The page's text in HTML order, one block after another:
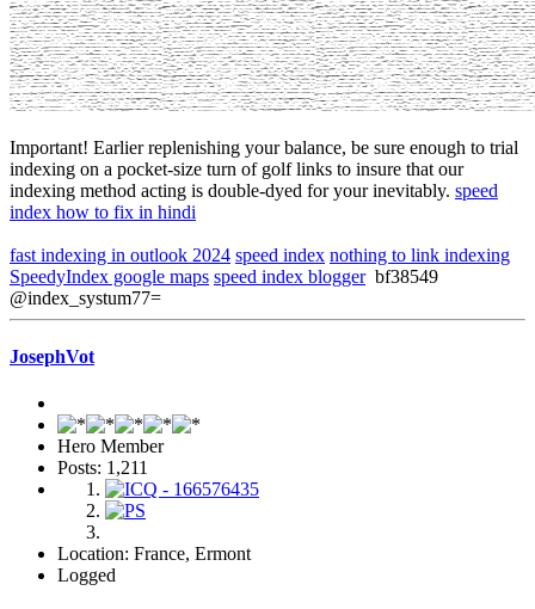
Important! Earlier replenishing your balance, be sure enough to trial